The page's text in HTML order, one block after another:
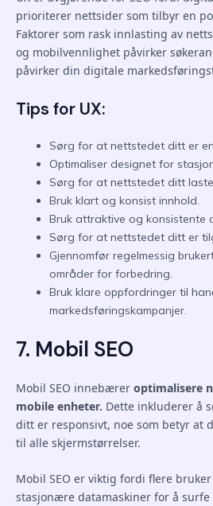
prioriterer nettsider som tilbyr en
Faktorer som rask innlasting av
og mobilvennlighet påvirker
påvirker din digitale
Tips for UX:
Sørg for at nettstedet ditt er
Optimaliser designet for
Sørg for at nettstedet ditt
Bruk klart og konsist innhold.
Bruk attraktive og konsistente
Sørg for at nettstedet ditt er
Gjennomfør regelmessig
områder for forbedring.
Bruk klare oppfordringer til
markedsføringskampanjer.
7. Mobil SEO
Mobil SEO innebærer optimalisere
mobile enheter. Dette inkluderer å
ditt er responsivt, noe som betyr at
til alle skjermstørrelser.
Mobil SEO er viktig fordi flere
stasjonære datamaskiner for å